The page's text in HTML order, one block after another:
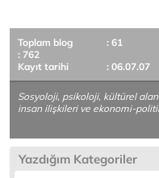
Toplam blog
: 61
: 762
Kayıt tarihi
: 06.07.07
Sosyoloji, psikoloji, kültürel
insan ilişkileri ve ekonomi-
Yazdığım Kategoriler